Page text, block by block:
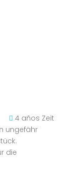
4 años Zeit
ungefähr
die